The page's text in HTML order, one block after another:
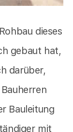
dieses
gebaut hat,
darüber,
Bauleitung
mit